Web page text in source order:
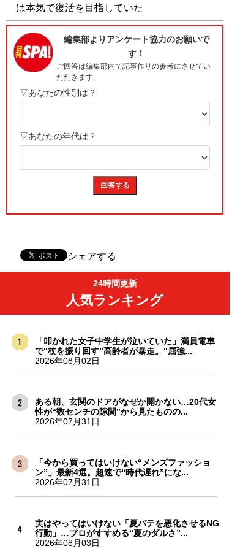
は本気で復活を目指していた
シェアする
24時間更新
人気ランキング
「叩かれた女子中学生が泣いていた」満員電車
で“杖を振り回す”高齢者が暴走。“屈強...
2026年08月02日
ある朝、玄関のドアがなぜか開かない…20代女
性が“数センチの隙間”から見たものの...
2026年07月31日
「今から買ってはいけない“メンズファッショ
ン”」最新4選。超速で“時代遅れ”にな...
2026年07月31日
実はやってはいけない「夏バテを悪化させるNG
行動」…プロがすすめる“夏のダルさ”...
2026年08月03日